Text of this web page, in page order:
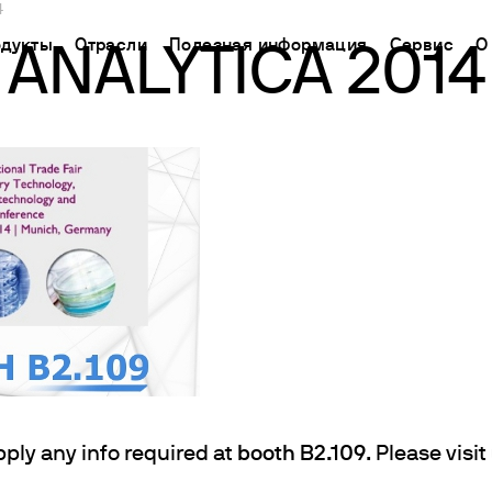
оборудование
химического синтеза
мешалки
мешалки с подогревом
плитки
мешалки
и шейкеры
анализаторы и датчики для
Отрасли
Применение
Определение азота/белка
Определение углерода
Экстракторы жира
Определение клетчатки
Исследование срока годности
БПК и респирометрические исследования
Джар тест и выщелачивание
Полезная информация
База знаний
Метод Кьельдаля
Метод Дюма
Международные стандарты
Сервис
СВОЙ
ПОМОЩЬ
ПОМОЩЬ
О
ANALYTICA 2014
any info required at booth B2.109. Please visit